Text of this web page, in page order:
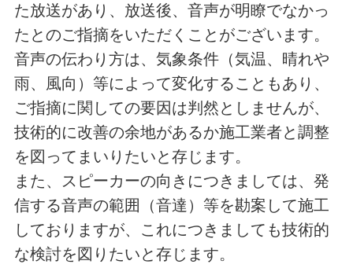
た放送があり、放送後、音声が明瞭でなかっ
たとのご指摘をいただくことがございます。
音声の伝わり方は、気象条件（気温、晴れや
雨、風向）等によって変化することもあり、
ご指摘に関しての要因は判然としませんが、
技術的に改善の余地があるか施工業者と調整
を図ってまいりたいと存じます。
また、スピーカーの向きにつきましては、発
信する音声の範囲（音達）等を勘案して施工
しておりますが、これにつきましても技術的
な検討を図りたいと存じます。